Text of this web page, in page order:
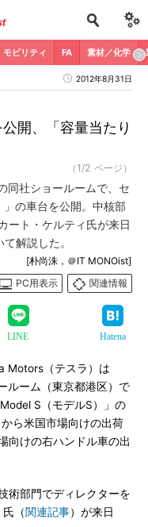
モビリティ FA 素材／化学
2012年8月31日
開、「容量当たり
（1/2 ページ）
同社ショールームで、セ
の車台を公開。中核部
ート・ケルティ氏が来日
解説した。
[朴尚洙，＠IT MONOist]
PC用表示
関連情報
LINE Hatena
Motors（テスラ）は
ルーム（東京都港区）で
S（モデルS）」の
ら米国市場向けの出荷
向けの右ハンドル車の出
術部門でディレクターを
（関連記事）が来日